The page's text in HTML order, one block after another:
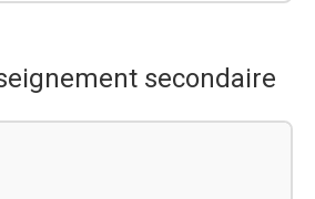
secondaire